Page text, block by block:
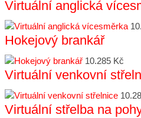
Virtuální anglická
Hokejový brankář
10.285 Kč
Virtuální venkovní
Virtuální střelba na